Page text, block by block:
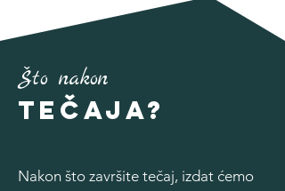
Što nakon
tečaja?
Nakon što završite tečaj, izdat ćemo